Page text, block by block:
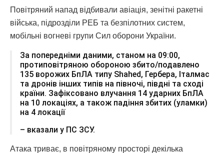
Повітряний напад відбивали авіація, зенітні ракетні
війська, підрозділи РЕБ та безпілотних систем,
мобільні вогневі групи Сил оборони України.
За попередніми даними, станом на 09:00,
протиповітряною обороною збито/подавлено
135 ворожих БпЛА типу Shahed, Гербера, Італмас
та дронів інших типів на півночі, півдні та сході
країни. Зафіксовано влучання 14 ударних БпЛА
на 10 локаціях, а також падіння збитих (уламки)
на 4 локації
– вказали у ПС ЗСУ.
Атака триває, в повітряному просторі декілька